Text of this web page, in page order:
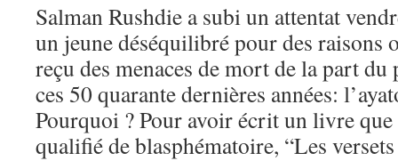
Salman Rushdie a subi un attentat
un jeune déséquilibré pour des raisons
reçu des menaces de mort de la part du
ces 50 quarante dernières années:
Pourquoi ? Pour avoir écrit un livre
qualifié de blasphématoire, “Les